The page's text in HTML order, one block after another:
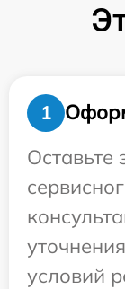
1
Оставьте
условий